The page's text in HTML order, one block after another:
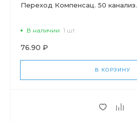
Переход Компенсац. 50 канализ.
В наличии 1 шт
76.90 ₽
В КОРЗИНУ